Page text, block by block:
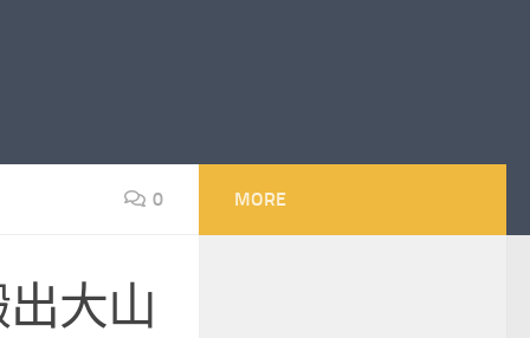
0
大山
MORE